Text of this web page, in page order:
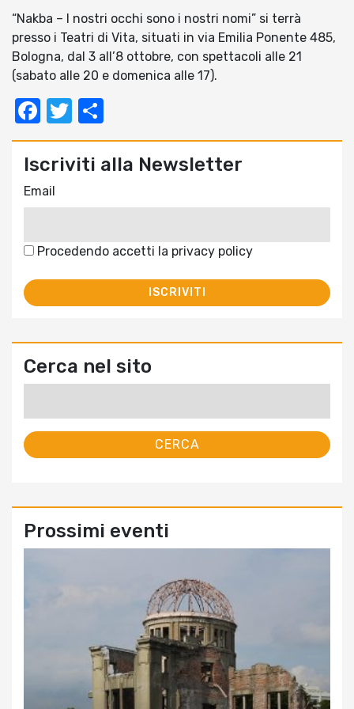
“Nakba – I nostri occhi sono i nostri nomi” si terrà
presso i Teatri di Vita, situati in via Emilia Ponente 485,
Bologna, dal 3 all’8 ottobre, con spettacoli alle 21
(sabato alle 20 e domenica alle 17).
Facebook
Twitter
Iscriviti alla Newsletter
Email
Procedendo accetti la privacy policy
Cerca nel sito
Prossimi eventi